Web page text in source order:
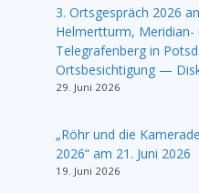
3. Ortsgespräch 2026
Helmertturm,
Telegrafenberg in
Ortsbesichtigung —
29. Juni 2026
„Röhr und die
2026“ am 21. Juni 2026
19. Juni 2026